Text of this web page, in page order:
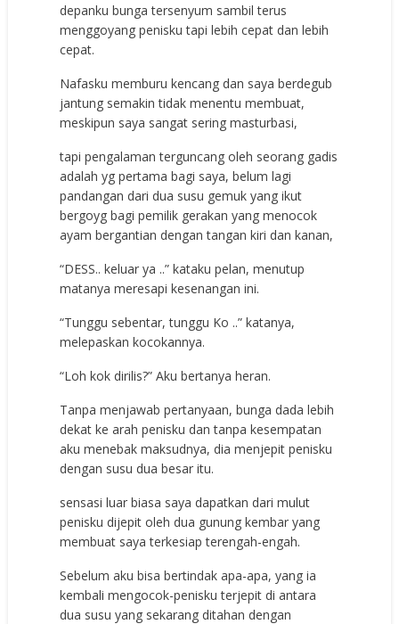
depanku bunga tersenyum sambil terus
menggoyang penisku tapi lebih cepat dan lebih
cepat.
Nafasku memburu kencang dan saya berdegub
jantung semakin tidak menentu membuat,
meskipun saya sangat sering masturbasi,
tapi pengalaman terguncang oleh seorang gadis
adalah yg pertama bagi saya, belum lagi
pandangan dari dua susu gemuk yang ikut
bergoyg bagi pemilik gerakan yang menocok
ayam bergantian dengan tangan kiri dan kanan,
“DESS.. keluar ya ..” kataku pelan, menutup
matanya meresapi kesenangan ini.
“Tunggu sebentar, tunggu Ko ..” katanya,
melepaskan kocokannya.
“Loh kok dirilis?” Aku bertanya heran.
Tanpa menjawab pertanyaan, bunga dada lebih
dekat ke arah penisku dan tanpa kesempatan
aku menebak maksudnya, dia menjepit penisku
dengan susu dua besar itu.
sensasi luar biasa saya dapatkan dari mulut
penisku dijepit oleh dua gunung kembar yang
membuat saya terkesiap terengah-engah.
Sebelum aku bisa bertindak apa-apa, yang ia
kembali mengocok-penisku terjepit di antara
dua susu yang sekarang ditahan dengan